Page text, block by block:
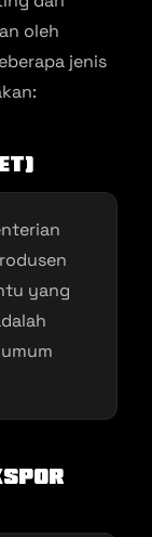
oleh
jenis
yang